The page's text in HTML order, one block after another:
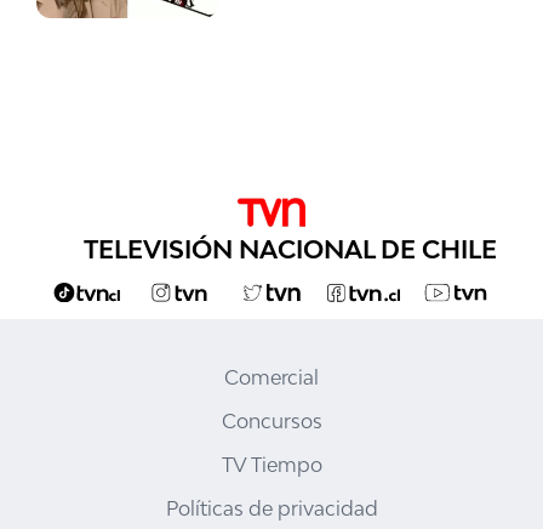
TELEVISIÓN NACIONAL DE CHILE
Comercial
Concursos
TV Tiempo
Políticas de privacidad